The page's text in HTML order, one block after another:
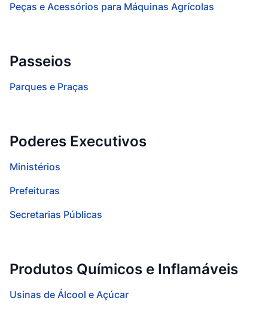
Peças e Acessórios para Máquinas Agrícolas
Passeios
Parques e Praças
Poderes Executivos
Ministérios
Prefeituras
Secretarias Públicas
Produtos Químicos e Inflamáveis
Usinas de Álcool e Açúcar